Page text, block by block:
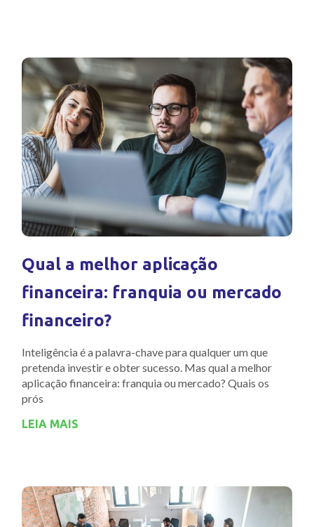
Qual a melhor aplicação
financeira: franquia ou mercado
financeiro?
Inteligência é a palavra-chave para qualquer um que
pretenda investir e obter sucesso. Mas qual a melhor
aplicação financeira: franquia ou mercado? Quais os
prós
LEIA MAIS